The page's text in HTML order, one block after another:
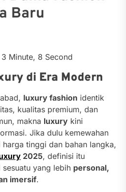
Baru
3 Minute, 8 Second
di Era Modern
luxury fashion identik
kualitas premium, dan
makna luxurykini
Jika dulu kemewahan
tinggi dan bahan langka,
2025, definisi itu
yang lebih personal,
imersif.